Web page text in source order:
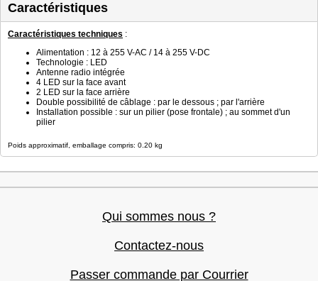
Caractéristiques
Caractéristiques techniques :
Alimentation : 12 à 255 V-AC / 14 à 255 V-DC
Technologie : LED
Antenne radio intégrée
4 LED sur la face avant
2 LED sur la face arrière
Double possibilité de câblage : par le dessous ; par l'arrière
Installation possible : sur un pilier (pose frontale) ; au sommet d'un
pilier
Poids approximatif, emballage compris: 0.20 kg
Qui sommes nous ?
Contactez-nous
Passer commande par Courrier